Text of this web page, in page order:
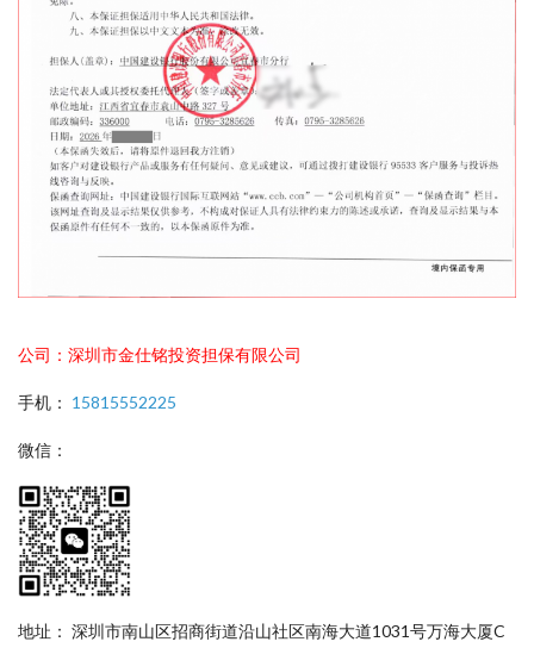
公司：深圳市金仕铭投资担保有限公司
手机： 15815552225
微信：
地址： 深圳市南山区招商街道沿山社区南海大道1031号万海大厦C